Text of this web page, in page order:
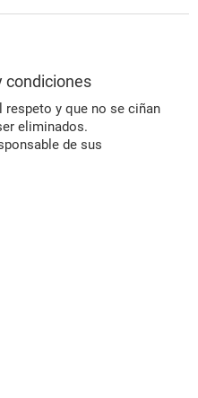
condiciones
y que no se ciñan
eliminados.
de sus